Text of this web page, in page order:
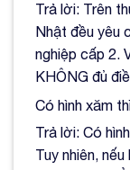
Trả lời: Trên
Nhật đều yêu
nghiệp cấp 2.
KHÔNG đủ
Có hình xăm
Trả lời: Có
Tuy nhiên,